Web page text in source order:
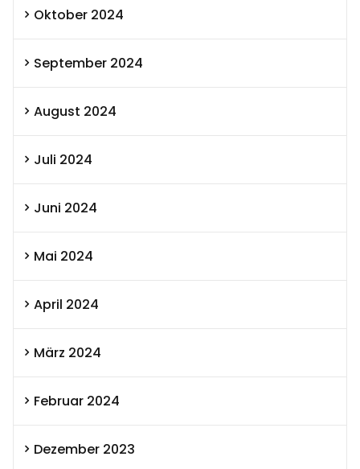
Oktober 2024
September 2024
August 2024
Juli 2024
Juni 2024
Mai 2024
April 2024
März 2024
Februar 2024
Dezember 2023